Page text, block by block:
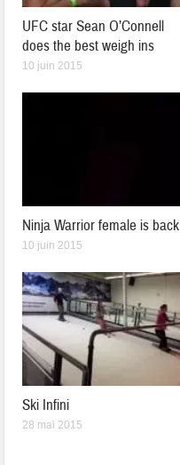
UFC star Sean O’Connell
does the best weigh ins
10 juin 2015
Ninja Warrior female is back
10 juin 2015
Ski Infini
28 mai 2015